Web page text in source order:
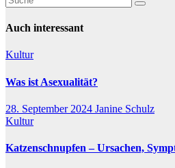
Auch interessant
Kultur
Was ist Asexualität?
28. September 2024 Janine Schulz
Kultur
Katzenschnupfen – Ursachen,